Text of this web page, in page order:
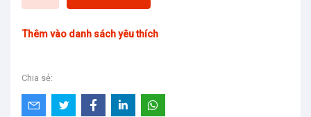
Thêm vào danh sách yêu thích
Chia sẻ: